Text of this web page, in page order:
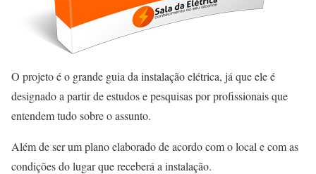
O projeto é o grande guia da instalação elétrica, já que ele é
designado a partir de estudos e pesquisas por profissionais que
entendem tudo sobre o assunto.
Além de ser um plano elaborado de acordo com o local e com as
condições do lugar que receberá a instalação.